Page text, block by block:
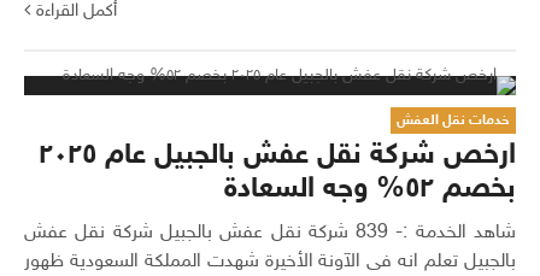
أكمل القراءة
خدمات نقل العفش
ارخص شركة نقل عفش بالجبيل عام ٢٠٢٥
بخصم ٥٢% وجه السعادة
شاهد الخدمة :- 839 شركة نقل عفش بالجبيل شركة نقل عفش
بالجبيل تعلم انه فى الآونة الأخيرة شهدت المملكة السعودية ظهور